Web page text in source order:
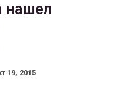
нашел
19, 2015